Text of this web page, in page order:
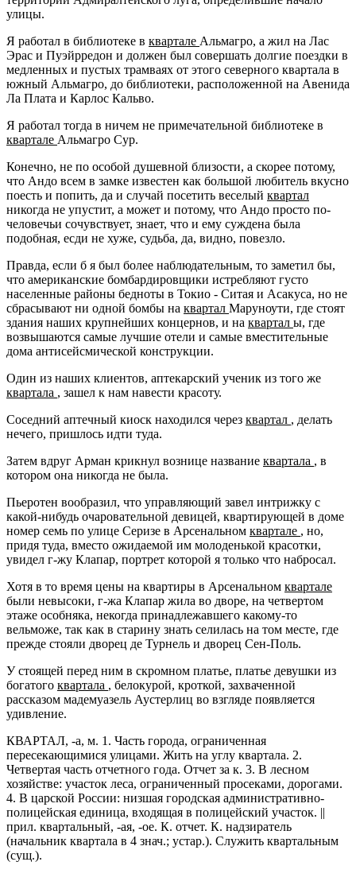
улицы.
Я работал в библиотеке в квартале Альмагро, а жил на Лас
Эрас и Пуэйрредон и должен был совершать долгие поездки в
медленных и пустых трамваях от этого северного квартала в
южный Альмагро, до библиотеки, расположенной на Авенида
Ла Плата и Карлос Кальво.
Я работал тогда в ничем не примечательной библиотеке в
квартале Альмагро Сур.
Конечно, не по особой душевной близости, а скорее потому,
что Андо всем в замке известен как большой любитель вкусно
поесть и попить, да и случай посетить веселый квартал
никогда не упустит, а может и потому, что Андо просто по-
человечьи сочувствует, знает, что и ему суждена была
подобная, есди не хуже, судьба, да, видно, повезло.
Правда, если б я был более наблюдательным, то заметил бы,
что американские бомбардировщики истребляют густо
населенные районы бедноты в Токио - Ситая и Асакуса, но не
сбрасывают ни одной бомбы на квартал Маруноути, где стоят
здания наших крупнейших концернов, и на квартал ы, где
возвышаются самые лучшие отели и самые вместительные
дома антисейсмической конструкции.
Один из наших клиентов, аптекарский ученик из того же
квартала , зашел к нам навести красоту.
Соседний аптечный киоск находился через квартал , делать
нечего, пришлось идти туда.
Затем вдруг Арман крикнул вознице название квартала , в
котором она никогда не была.
Пьеротен вообразил, что управляющий завел интрижку с
какой-нибудь очаровательной девицей, квартирующей в доме
номер семь по улице Серизе в Арсенальном квартале , но,
придя туда, вместо ожидаемой им молоденькой красотки,
увидел г-жу Клапар, портрет которой я только что набросал.
Хотя в то время цены на квартиры в Арсенальном квартале
были невысоки, г-жа Клапар жила во дворе, на четвертом
этаже особняка, некогда принадлежавшего какому-то
вельможе, так как в старину знать селилась на том месте, где
прежде стояли дворец де Турнель и дворец Сен-Поль.
У стоящей перед ним в скромном платье, платье девушки из
богатого квартала , белокурой, кроткой, захваченной
рассказом мадемуазель Аустерлиц во взгляде появляется
удивление.
КВАРТАЛ, -а, м. 1. Часть города, ограниченная
пересекающимися улицами. Жить на углу квартала. 2.
Четвертая часть отчетного года. Отчет за к. 3. В лесном
хозяйстве: участок леса, ограниченный просеками, дорогами.
4. В царской России: низшая городская административно-
полицейская единица, входящая в полицейский участок. ||
прил. квартальный, -ая, -ое. К. отчет. К. надзиратель
(начальник квартала в 4 знач.; устар.). Служить квартальным
(сущ.).